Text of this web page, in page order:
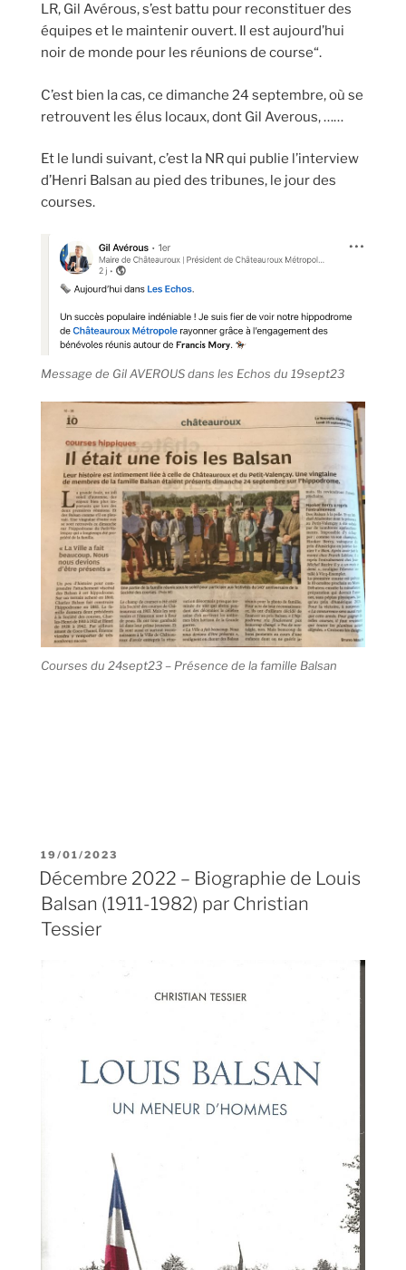
LR, Gil Avérous, s’est battu pour reconstituer des
équipes et le maintenir ouvert. Il est aujourd’hui
noir de monde pour les réunions de course“.
C’est bien la cas, ce dimanche 24 septembre, où se
retrouvent les élus locaux, dont Gil Averous, ……
Et le lundi suivant, c’est la NR qui publie l’interview
d’Henri Balsan au pied des tribunes, le jour des
courses.
Message de Gil AVEROUS dans les Echos du 19sept23
Courses du 24sept23 – Présence de la famille Balsan
19/01/2023
Décembre 2022 – Biographie de Louis
Balsan (1911-1982) par Christian
Tessier